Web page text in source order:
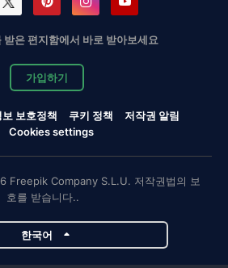
받은 편지함에서 바로 받아보세요
가입하기
보호정책 쿠키 정책
저작권 알림
Cookies settings
Company S.L.U. 저작권법의 보
호를 받습니다..
한국어